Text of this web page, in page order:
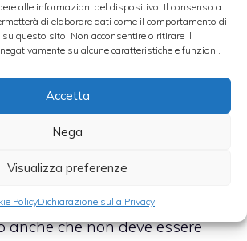
alle informazioni del dispositivo. Il consenso a
di elaborare dati come il comportamento di
questo sito. Non acconsentire o ritirare il
su alcune caratteristiche e funzioni.
Accetta
Nega
Visualizza preferenze
PolicyDichiarazione sulla Privacy
quando ormai avete
A patto che vi piaccia.
l’involucro della carne che
il condimento, essere
facile da masticare. I
anche che non deve essere